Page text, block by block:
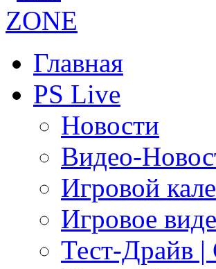
Главная
PS Live
Новости
Видео-
Игровой
Игровое
Тест-Драйв